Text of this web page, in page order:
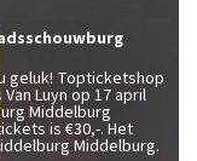
geluk! Topticketshop
Luyn op 17 april
Middelburg
is €30,-. Het
Middelburg.